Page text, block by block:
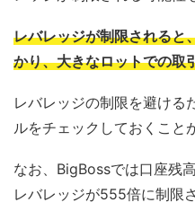
レバレッジが制限されると
かり、大きなロットでの取
レバレッジの制限を避ける
ルをチェックしておくこと
なお、BigBossでは口座残
レバレッジが555倍に制限